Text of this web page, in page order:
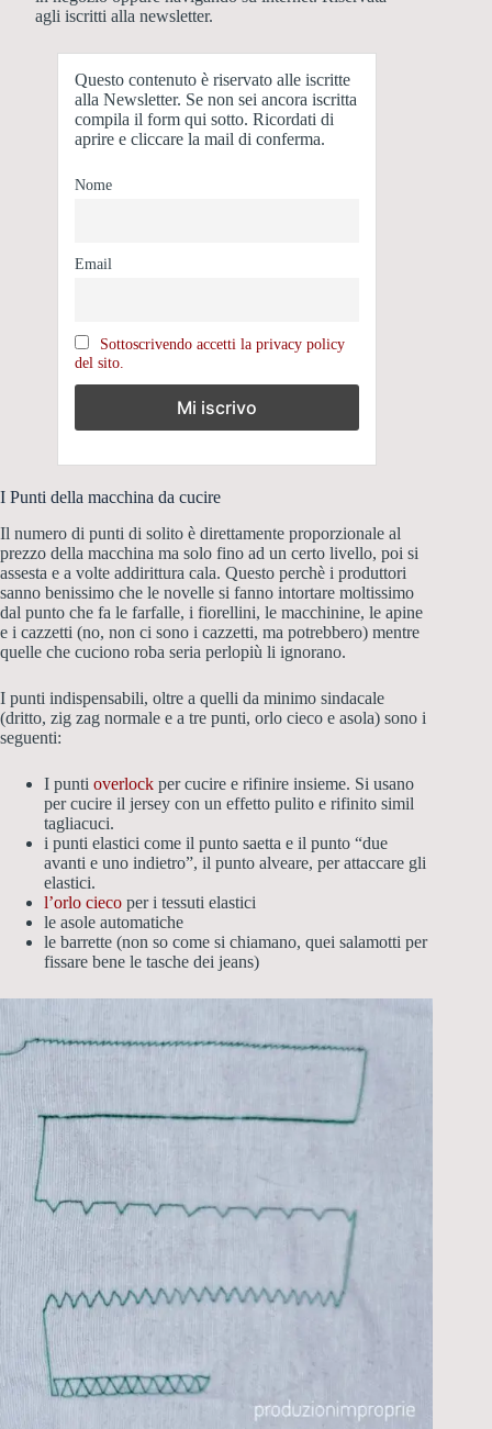
agli iscritti alla newsletter.
Questo contenuto è riservato alle iscritte
alla Newsletter. Se non sei ancora iscritta
compila il form qui sotto. Ricordati di
aprire e cliccare la mail di conferma.
Nome
Email
Sottoscrivendo accetti la privacy policy
del sito.
I Punti della macchina da cucire
Il numero di punti di solito è direttamente proporzionale al
prezzo della macchina ma solo fino ad un certo livello, poi si
assesta e a volte addirittura cala. Questo perchè i produttori
sanno benissimo che le novelle si fanno intortare moltissimo
dal punto che fa le farfalle, i fiorellini, le macchinine, le apine
e i cazzetti (no, non ci sono i cazzetti, ma potrebbero) mentre
quelle che cuciono roba seria perlopiù li ignorano.
I punti indispensabili, oltre a quelli da minimo sindacale
(dritto, zig zag normale e a tre punti, orlo cieco e asola) sono i
seguenti:
I punti overlock per cucire e rifinire insieme. Si usano
per cucire il jersey con un effetto pulito e rifinito simil
tagliacuci.
i punti elastici come il punto saetta e il punto “due
avanti e uno indietro”, il punto alveare, per attaccare gli
elastici.
l’orlo cieco per i tessuti elastici
le asole automatiche
le barrette (non so come si chiamano, quei salamotti per
fissare bene le tasche dei jeans)